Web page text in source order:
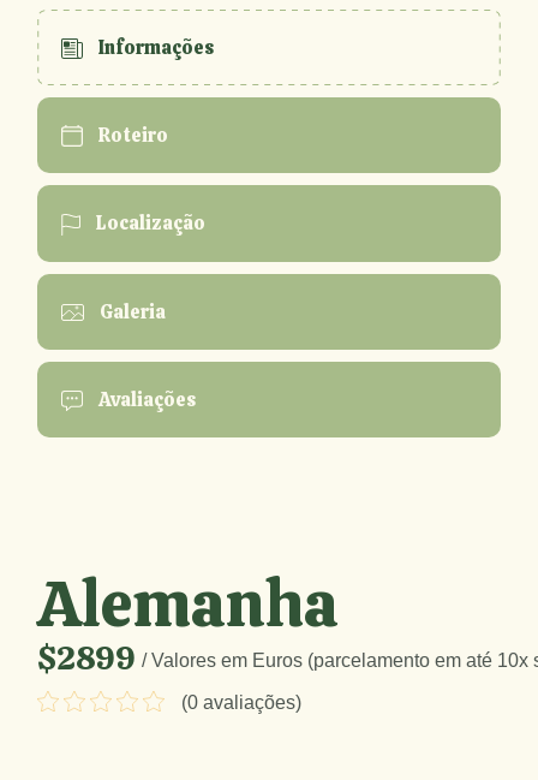
Informações
Roteiro
Localização
Galeria
Avaliações
Alemanha
$2899/ Valores em Euros (parcelamento em até 10x
(0 avaliações)